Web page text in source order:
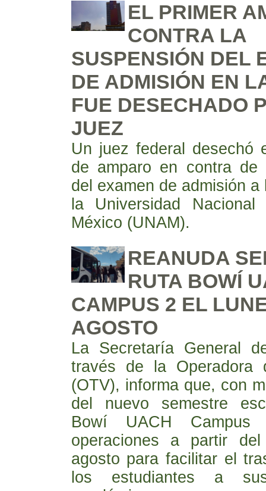
EL PRIMER
CONTRA LA
SUSPENSIÓN DEL
DE ADMISIÓN EN
FUE DESECHADO
JUEZ
Un juez federal desechó
de amparo en contra de
del examen de admisión
la Universidad Nacional
México (UNAM).
REANUDA
RUTA BOWÍ
CAMPUS 2 EL
AGOSTO
La Secretaría General
través de la Operadora
(OTV), informa que, con
del nuevo semestre
Bowí UACH Campus
operaciones a partir
agosto para facilitar el
los estudiantes a